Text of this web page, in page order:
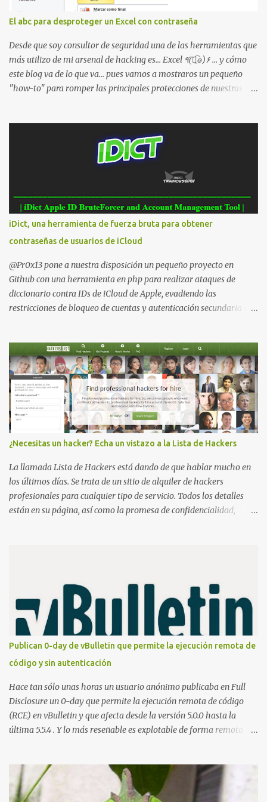
: Visualiza la versión de la pantalla táctil del smartphone
*#*#3264#*#* : Muestra que versión de memoria RAM está
disponible en el smartphone o la tablet *#*#34971539#*#* :
Visualiza la información detallada d...
El abc para desproteger un Excel con contraseña
Desde que soy consultor de seguridad una de las herramientas que
más utilizo de mi arsenal de hacking es... Excel ٩(͡๏̯͡๏)۶ ... y cómo
este blog va de lo que va... pues vamos a mostraros un pequeño
"how-to" para romper las principales protecciones de nuestras
iDict, una herramienta de fuerza bruta para obtener
contraseñas de usuarios de iCloud
@Pr0x13 pone a nuestra disposición un pequeño proyecto en
Github con una herramienta en php para realizar ataques de
diccionario contra IDs de iCloud de Apple, evadiendo las
restricciones de bloqueo de cuentas y autenticación secundaria en
en XAMP ) e instalar CURL en tu SO. No olvides también habilitar
la extensión CURL descomentando la siguiente línea en tu fichero
php.ini: ;extension=php_curl.dll Después ve a http://127.0.0.1/iDict/
en tu navegador web (preferiblemente Firefox , Chrome o Safari ) .
Wordlist.txt es de iBrute y satisface los requisitos de contraseña
de iCloud Su autor y por supuesto también nosotros no se hacen
responsables de su uso (comprueba las restricciones de tu país).
Actualización : publicada iDictPy, una (irónica lol!) versión en
python https://github.com/Pilfer/iDictPy Game Over: iCl...
¿Necesitas un hacker? Echa un vistazo a la Lista de Hackers
La llamada Lista de Hackers está dando de que hablar mucho en
los últimos días. Se trata de un sitio de alquiler de hackers
profesionales para cualquier tipo de servicio. Todos los detalles
están en su página, así como la promesa de confidencialidad,
"uso legal y ético", y sin embargo existen propuestas de dudosa
ética como para entrar en cuentas de Gmail o WhatsApp,
comprometer bases de datos o cambiar notas de cursos. La Lista
de Hackers, que atrajo la atención mundial después de un informe
publicado en The New York Times, trabaja al estilo "llave en
mano". El cliente presenta la propuesta, recibe ofertas para prestar
el servicio y la garantía de los promotores del sitio de que el
demandado cumple con ...
Publican 0-day de vBulletin que permite la ejecución remota de
código y sin autenticación
Hace tan sólo unas horas un usuario anónimo publicaba en Full
Disclosure un 0-day que permite la ejecución remota de código
(RCE) en vBulletin y que afecta desde la versión 5.0.0 hasta la
última 5.5.4 . Y lo más reseñable es explotable de forma remota y
parámetros en la URL y luego las analiza en el servidor sin las
comprobaciones de seguridad adecuadas, lo que permite a